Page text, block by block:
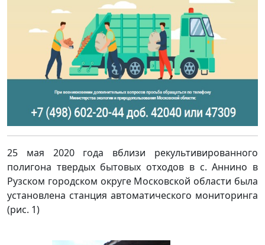
25 мая 2020 года вблизи рекультивированного
полигона твердых бытовых отходов в с. Аннино в
Рузском городском округе Московской области была
установлена станция автоматического мониторинга
(рис. 1)